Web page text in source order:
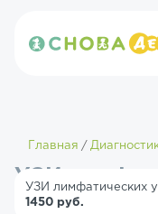
Главная
УЗИ
Сделать УЗИ
УЗИ лимфатических
1450 руб.